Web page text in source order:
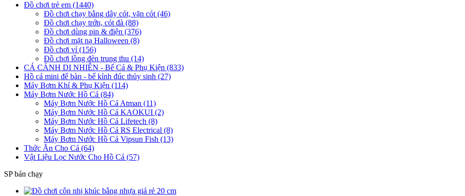
Đồ chơi trẻ em (1440)
Đồ chơi chạy bằng dây cót, vặn cót (46)
Đồ chơi chạy trớn, cót đà (88)
Đồ chơi dùng pin & điện (376)
Đồ chơi mặt nạ Halloween (8)
Đồ chơi vỉ (156)
Đồ chơi lồng đèn trung thu (14)
CÁ CẢNH DI NHIÊN - Bể Cá & Phụ Kiện (833)
Hồ cá mini để bàn - bể kính đúc thủy sinh (27)
Máy Bơm Khí & Phụ Kiện (114)
Máy Bơm Nước Hồ Cá (84)
Máy Bơm Nước Hồ Cá Atman (11)
Máy Bơm Nước Hồ Cá KAOKUI (2)
Máy Bơm Nước Hồ Cá Lifetech (8)
Máy Bơm Nước Hồ Cá RS Electrical (8)
Máy Bơm Nước Hồ Cá Vipsun Fish (13)
Thức Ăn Cho Cá (64)
Vật Liệu Lọc Nước Cho Hồ Cá (57)
SP bán chạy